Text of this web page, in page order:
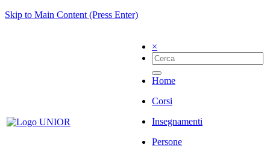
Skip to Main Content (Press Enter)
×
Home
Corsi
Insegnamenti
Persone